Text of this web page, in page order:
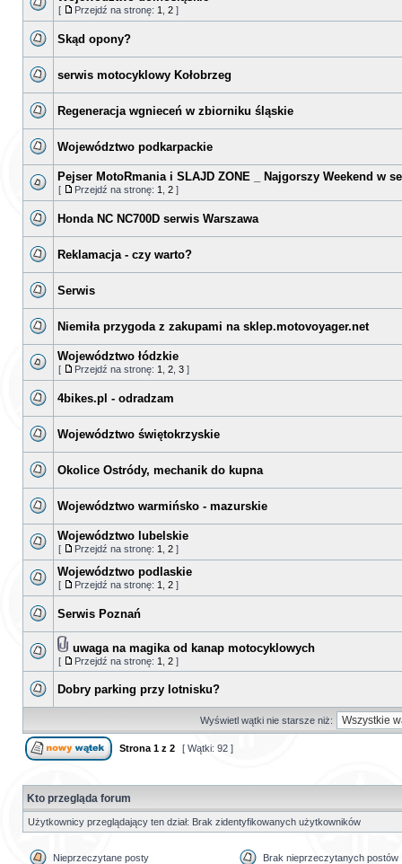
[ Przejdź na stronę: 1 2 ]
Skąd opony?
serwis motocyklowy Kołobrzeg
Regeneracja wgnieceń w zbiorniku śląskie
Województwo podkarpackie
Pejser MotoRmania i SLAJD ZONE _ Najgorszy Weekend w
[ Przejdź na stronę: 1 2 ]
Honda NC NC700D serwis Warszawa
Reklamacja - czy warto?
Serwis
Niemiła przygoda z zakupami na sklep.motovoyager.net
Województwo łódzkie
[ Przejdź na stronę: 1 2 3 ]
4bikes.pl - odradzam
Województwo świętokrzyskie
Okolice Ostródy, mechanik do kupna
Województwo warmińsko - mazurskie
Województwo lubelskie
[ Przejdź na stronę: 1 2 ]
Województwo podlaskie
[ Przejdź na stronę: 1 2 ]
Serwis Poznań
uwaga na magika od kanap motocyklowych
[ Przejdź na stronę: 1 2 ]
Dobry parking przy lotnisku?
Wyświetl wątki nie starsze niż:
Strona 1 z 2 [ Wątki: 92 ]
Kto przegląda forum
Użytkownicy przeglądający ten dział: Brak zidentyfikowanych użytkowników
Nieprzeczytane posty Brak nieprzeczytanych postów